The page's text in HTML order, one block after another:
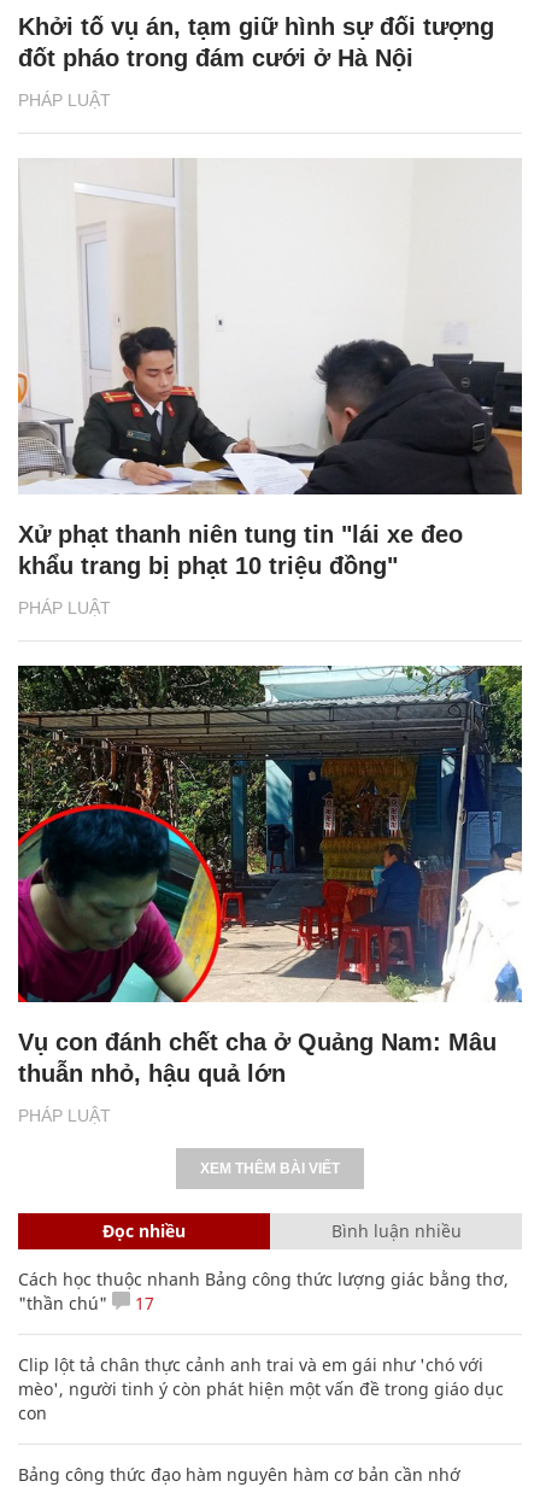
PHÁP LUẬT
Khởi tố vụ án, tạm giữ hình sự đối tượng
đốt pháo trong đám cưới ở Hà Nội
PHÁP LUẬT
Xử phạt thanh niên tung tin "lái xe đeo
khẩu trang bị phạt 10 triệu đồng"
PHÁP LUẬT
Vụ con đánh chết cha ở Quảng Nam: Mâu
thuẫn nhỏ, hậu quả lớn
XEM THÊM BÀI VIẾT
Đọc nhiều Bình luận nhiều
Cách học thuộc nhanh Bảng công thức lượng giác bằng thơ,
"thần chú"
17
Clip lột tả chân thực cảnh anh trai và em gái như 'chó với
mèo', người tinh ý còn phát hiện một vấn đề trong giáo dục
con
Bảng công thức đạo hàm nguyên hàm cơ bản cần nhớ